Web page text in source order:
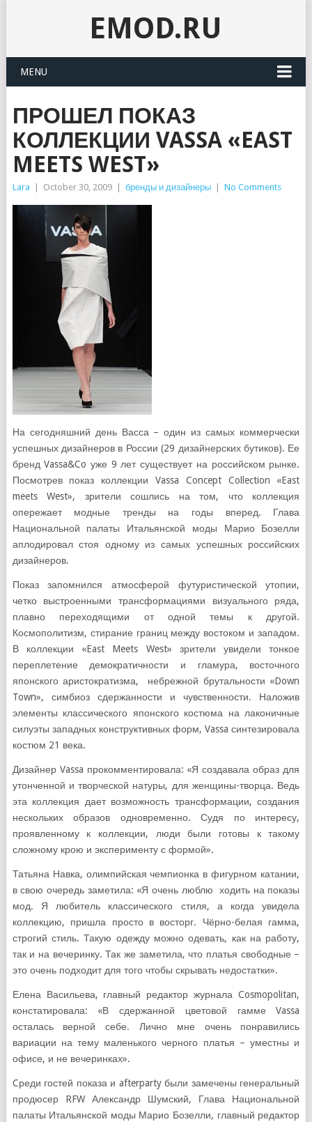
EMOD.RU
MENU
ПРОШЕЛ ПОКАЗ
КОЛЛЕКЦИИ VASSA «EAST
MEETS WEST»
Lara October 30, 2009 бренды и дизайнеры No Comments
На сегодняшний день Васса – один из самых коммерчески
успешных дизайнеров в России (29 дизайнерских бутиков). Ее
бренд Vassa&Co уже 9 лет существует на российском рынке.
Посмотрев показ коллекции Vassa Concept Collection «East
meets West», зрители сошлись на том, что коллекция
опережает модные тренды на годы вперед. Глава
Национальной палаты Итальянской моды Марио Бозелли
аплодировал стоя одному из самых успешных российских
дизайнеров.
Показ запомнился атмосферой футуристической утопии,
четко выстроенными трансформациями визуального ряда,
плавно переходящими от одной темы к другой.
Космополитизм, стирание границ между востоком и западом.
В коллекции «East Meets West» зрители увидели тонкое
переплетение демократичности и гламура, восточного
японского аристократизма, небрежной брутальности «Down
Town», симбиоз сдержанности и чувственности. Наложив
элементы классического японского костюма на лаконичные
силуэты западных конструктивных форм, Vassa синтезировала
костюм 21 века.
Дизайнер Vassa прокомментировала: «Я создавала образ для
утонченной и творческой натуры, для женщины-творца. Ведь
эта коллекция дает возможность трансформации, создания
нескольких образов одновременно. Судя по интересу,
проявленному к коллекции, люди были готовы к такому
сложному крою и эксперименту с формой».
Татьяна Навка, олимпийская чемпионка в фигурном катании,
в свою очередь заметила: «Я очень люблю ходить на показы
мод. Я любитель классического стиля, а когда увидела
коллекцию, пришла просто в восторг. Чёрно-белая гамма,
строгий стиль. Такую одежду можно одевать, как на работу,
так и на вечеринку. Так же заметила, что платья свободные –
это очень подходит для того чтобы скрывать недостатки».
Елена Васильева, главный редактор журнала Cosmopolitan,
констатировала: «В сдержанной цветовой гамме Vassa
осталась верной себе. Лично мне очень понравились
вариации на тему маленького черного платья – уместны и
офисе, и не вечеринках».
Cреди гостей показа и afterparty были замечены генеральный
продюсер RFW Александр Шумский, Глава Национальной
палаты Итальянской моды Марио Бозелли, главный редактор